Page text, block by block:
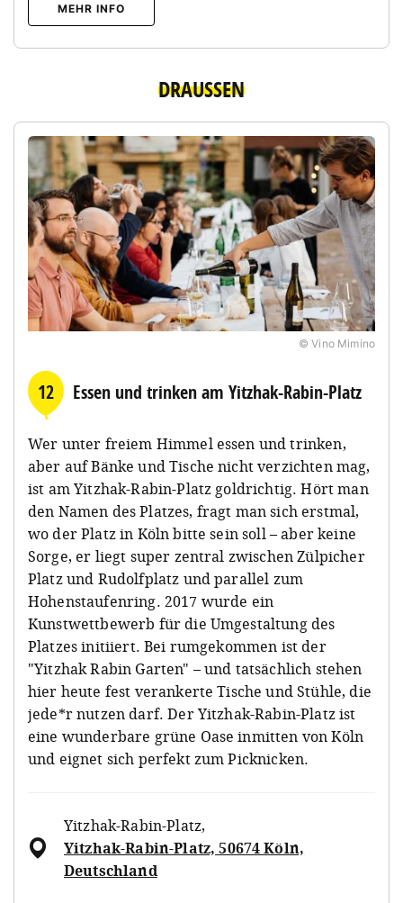
MEHR INFO
DRAUSSEN
© Vino Mimino
12 Essen und trinken am Yitzhak-Rabin-Platz
Wer unter freiem Himmel essen und trinken,
aber auf Bänke und Tische nicht verzichten mag,
ist am Yitzhak-Rabin-Platz goldrichtig. Hört man
den Namen des Platzes, fragt man sich erstmal,
wo der Platz in Köln bitte sein soll – aber keine
Sorge, er liegt super zentral zwischen Zülpicher
Platz und Rudolfplatz und parallel zum
Hohenstaufenring. 2017 wurde ein
Kunstwettbewerb für die Umgestaltung des
Platzes initiiert. Bei rumgekommen ist der
"Yitzhak Rabin Garten" – und tatsächlich stehen
hier heute fest verankerte Tische und Stühle, die
jede*r nutzen darf. Der Yitzhak-Rabin-Platz ist
eine wunderbare grüne Oase inmitten von Köln
und eignet sich perfekt zum Picknicken.
Yitzhak-Rabin-Platz,
Yitzhak-Rabin-Platz, 50674 Köln,
Deutschland